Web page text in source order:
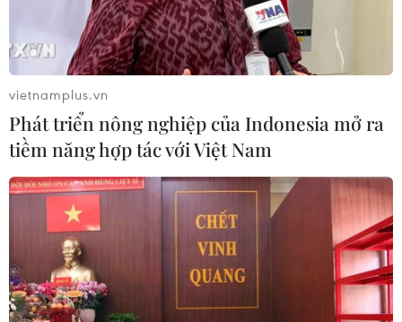
Anh kêu gọi EU linh hoạt về thỏa thuận
thương mại vùng Bắc Ireland
22/07/2021 11:34
Nghị định thư Bắc Ireland là một phần của thỏa thuận
Brexit mà Anh và EU đạt được vào năm 2020 và đây
cũng là một nội dung đàm phán khó khăn nhất.
vietnamplus.vn
Phát triển nông nghiệp của Indonesia mở ra
tiềm năng hợp tác với Việt Nam